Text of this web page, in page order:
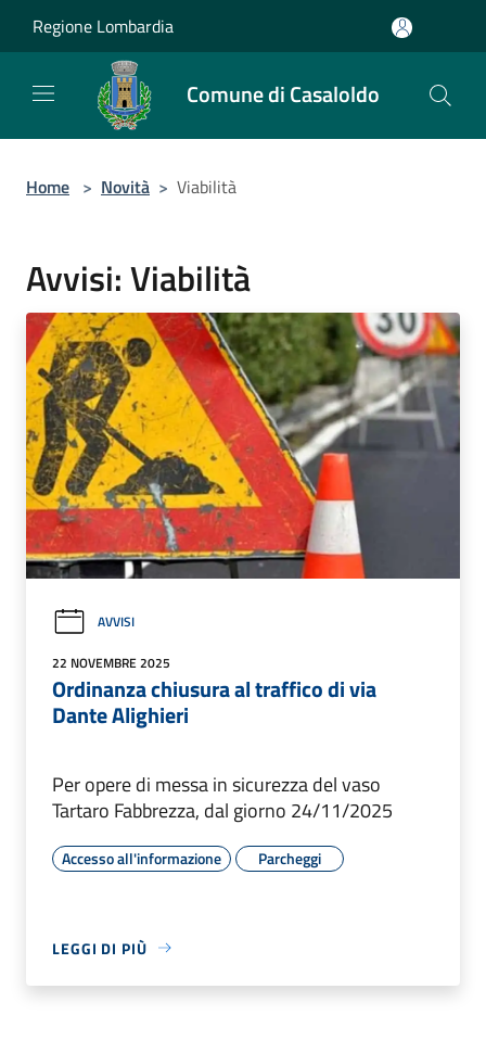
Regione Lombardia
Comune di Casaloldo
Home > Novità > Viabilità
Avvisi: Viabilità
AVVISI
22 NOVEMBRE 2025
Ordinanza chiusura al traffico di via
Dante Alighieri
Per opere di messa in sicurezza del vaso
Tartaro Fabbrezza, dal giorno 24/11/2025
Accesso all'informazione Parcheggi
LEGGI DI PIÙ